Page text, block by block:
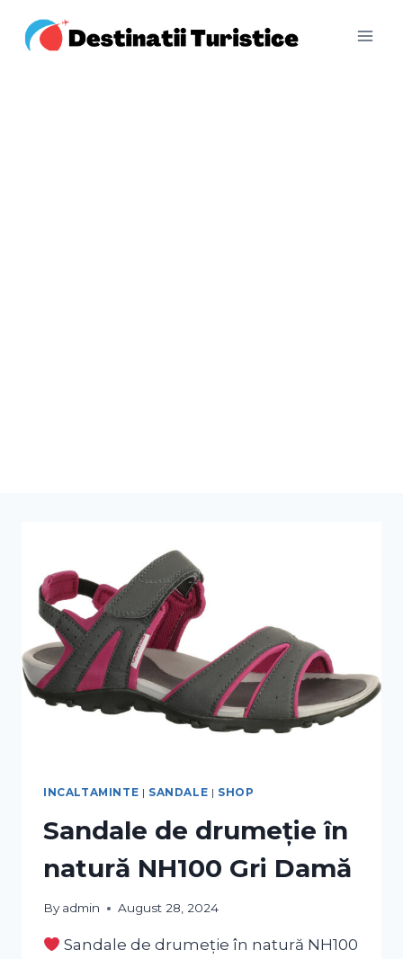
INCALTAMINTE | SANDALE | SHOP
Sandale de drumeție în
natură NH100 Gri Damă
By admin August 28, 2024
Sandale de drumeție în natură NH100